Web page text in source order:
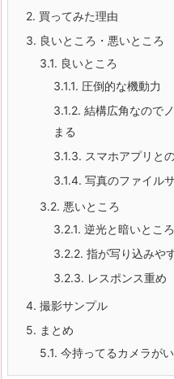
2. 買ってみた理由
3. 良いところ・悪いところ
3.1. 良いところ
3.1.1. 圧倒的な機動力
3.1.2. 結構広角なので
まる
3.1.3. スマホアプリと
3.1.4. 写真のファイル
3.2. 悪いところ
3.2.1. 逆光と暗いとこ
3.2.2. 指が写り込みや
3.2.3. レスポンス重め
4. 撮影サンプル
5. まとめ
5.1. 今持ってるカメラが